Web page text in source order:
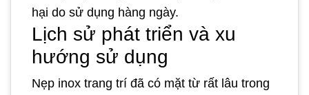
hại do sử dụng hàng ngày.
Lịch sử phát triển và xu
hướng sử dụng
Nẹp inox trang trí đã có mặt từ rất lâu trong